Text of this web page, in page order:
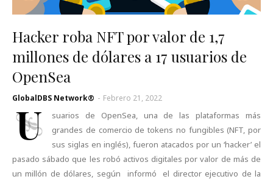
Hacker roba NFT por valor de 1,7
millones de dólares a 17 usuarios de
OpenSea
GlobalDBS Network® - Febrero 21, 2022
U
suarios de OpenSea, una de las plataformas más
grandes de comercio de tokens no fungibles (NFT, por
sus siglas en inglés), fueron atacados por un ‘hacker’ el
pasado sábado que les robó activos digitales por valor de más de
un millón de dólares, según informó el director ejecutivo de la